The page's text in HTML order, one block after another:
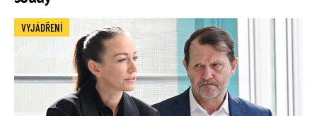
VYJÁDŘENÍ